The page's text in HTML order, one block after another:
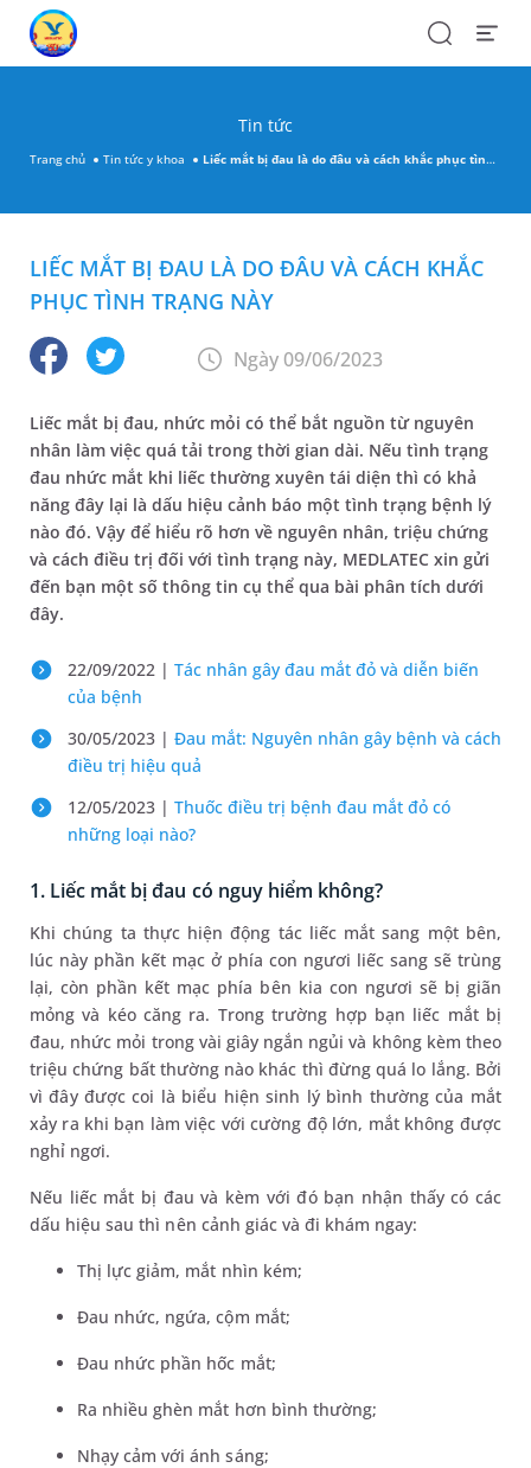
SearchOpen
Tin tức
Trang chủ Tin tức y khoa Liếc mắt bị đau là do đâu và cách khắc phục tình trạng này
LIẾC MẮT BỊ ĐAU LÀ DO ĐÂU VÀ CÁCH KHẮC
PHỤC TÌNH TRẠNG NÀY
Ngày 09/06/2023
Liếc mắt bị đau, nhức mỏi có thể bắt nguồn từ nguyên
nhân làm việc quá tải trong thời gian dài. Nếu tình trạng
đau nhức mắt khi liếc thường xuyên tái diện thì có khả
năng đây lại là dấu hiệu cảnh báo một tình trạng bệnh lý
nào đó. Vậy để hiểu rõ hơn về nguyên nhân, triệu chứng
và cách điều trị đối với tình trạng này, MEDLATEC xin gửi
đến bạn một số thông tin cụ thể qua bài phân tích dưới
đây.
22/09/2022 | Tác nhân gây đau mắt đỏ và diễn biến
của bệnh
30/05/2023 | Đau mắt: Nguyên nhân gây bệnh và cách
điều trị hiệu quả
12/05/2023 | Thuốc điều trị bệnh đau mắt đỏ có
những loại nào?
1. Liếc mắt bị đau có nguy hiểm không?
Khi chúng ta thực hiện động tác liếc mắt sang một bên,
lúc này phần kết mạc ở phía con ngươi liếc sang sẽ trùng
lại, còn phần kết mạc phía bên kia con ngươi sẽ bị giãn
mỏng và kéo căng ra. Trong trường hợp bạn liếc mắt bị
đau, nhức mỏi trong vài giây ngắn ngủi và không kèm theo
triệu chứng bất thường nào khác thì đừng quá lo lắng. Bởi
vì đây được coi là biểu hiện sinh lý bình thường của mắt
xảy ra khi bạn làm việc với cường độ lớn, mắt không được
nghỉ ngơi.
Nếu liếc mắt bị đau và kèm với đó bạn nhận thấy có các
dấu hiệu sau thì nên cảnh giác và đi khám ngay:
Thị lực giảm, mắt nhìn kém;
Đau nhức, ngứa, cộm mắt;
Đau nhức phần hốc mắt;
Ra nhiều ghèn mắt hơn bình thường;
Nhạy cảm với ánh sáng;